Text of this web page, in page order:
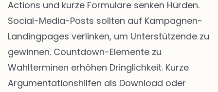
Actions und kurze Formulare senken Hürden.
Social-Media-Posts sollten auf Kampagnen-
Landingpages verlinken, um Unterstützende zu
gewinnen. Countdown-Elemente zu
Wahlterminen erhöhen Dringlichkeit. Kurze
Argumentationshilfen als Download oder